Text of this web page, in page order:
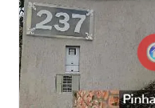
ÁREA GOURMET
A área de lazer é um
familiares e amigos
Espaço gourmet amplo